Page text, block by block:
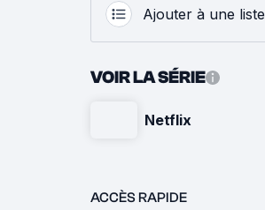
Ajouter à une liste
VOIR LA SÉRIE
Netflix
ACCÈS RAPIDE